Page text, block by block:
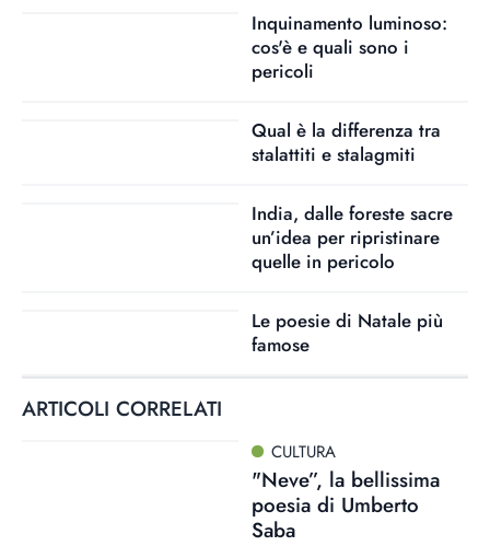
Inquinamento luminoso:
cos'è e quali sono i
pericoli
Qual è la differenza tra
stalattiti e stalagmiti
India, dalle foreste sacre
un’idea per ripristinare
quelle in pericolo
Le poesie di Natale più
famose
ARTICOLI CORRELATI
CULTURA
"Neve”, la bellissima
poesia di Umberto
Saba